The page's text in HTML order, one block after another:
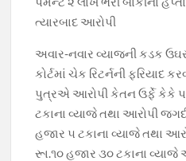
ત્યારબાદ આરોપી
અવાર-નવાર વ્યાજની કડક
કોર્ટમાં ચેક રિટર્નની ફરિયાદ
પુત્રએ આરોપી કેતન ઉર્ફે કેકે
ટકાના વ્યાજે તથા આરોપી
હજાર ૫ ટકાના વ્યાજે તથા
રૂા.૧૦ હજાર ૩૦ ટકાના